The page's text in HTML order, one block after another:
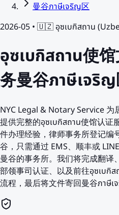
曼谷ภาษีเจริญ区
2026-05 • 🇺🇿 อุซเบกิสถาน (
อุซเบกิสถาน使
务曼谷ภาษีเจริ
NYC Legal & Notary Service 为
提供完整的อุซเบกิสถาน使馆认证
件办理经验，律师事务所登记编
谷，只需通过 EMS、顺丰或
曼谷的事务所。我们将完成翻译
部领事司认证、以及前往อุซเบกิ
流程，最后将文件寄回曼谷ภาษีเจ